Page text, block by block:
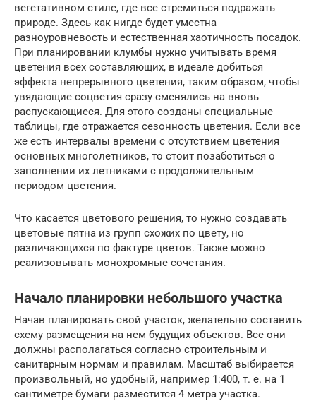
вегетативном стиле, где все стремиться подражать
природе. Здесь как нигде будет уместна
разноуровневость и естественная хаотичность посадок.
При планировании клумбы нужно учитывать время
цветения всех составляющих, в идеале добиться
эффекта непрерывного цветения, таким образом, чтобы
увядающие соцветия сразу сменялись на вновь
распускающиеся. Для этого созданы специальные
таблицы, где отражается сезонность цветения. Если все
же есть интервалы времени с отсутствием цветения
основных многолетников, то стоит позаботиться о
заполнении их летниками с продолжительным
периодом цветения.
Что касается цветового решения, то нужно создавать
цветовые пятна из групп схожих по цвету, но
различающихся по фактуре цветов. Также можно
реализовывать монохромные сочетания.
Начало планировки небольшого участка
Начав планировать свой участок, желательно составить
схему размещения на нем будущих объектов. Все они
должны располагаться согласно строительным и
санитарным нормам и правилам. Масштаб выбирается
произвольный, но удобный, например 1:400, т. е. на 1
сантиметре бумаги разместится 4 метра участка.